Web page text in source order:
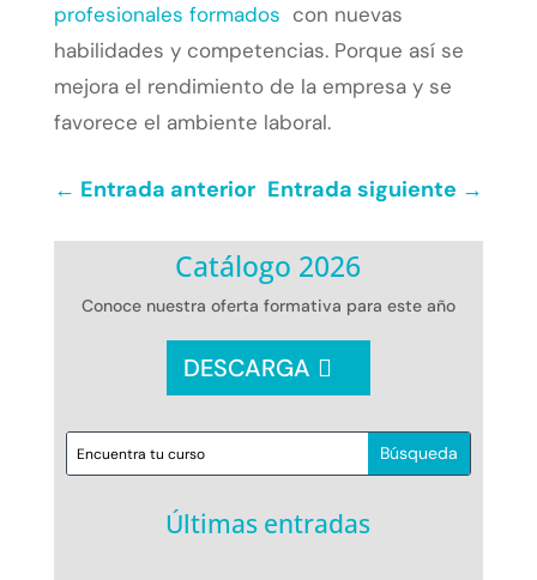
profesionales formados con nuevas
habilidades y competencias. Porque así se
mejora el rendimiento de la empresa y se
favorece el ambiente laboral.
← Entrada anterior Entrada siguiente →
Catálogo 2026
Conoce nuestra oferta formativa para este año
DESCARGA
Últimas entradas